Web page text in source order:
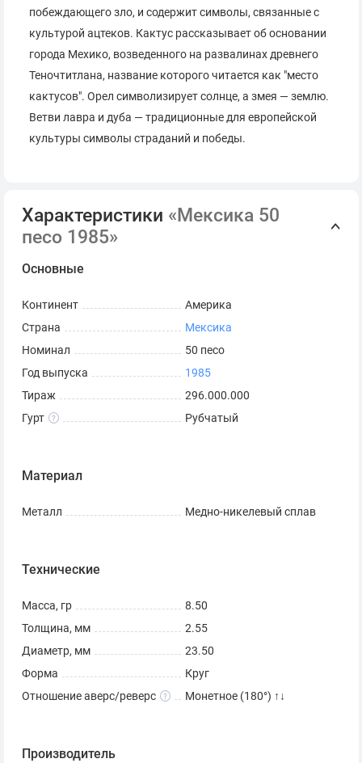
побеждающего зло, и содержит символы, связанные с
культурой ацтеков. Кактус рассказывает об основании
города Мехико, возведенного на развалинах древнего
Теночтитлана, название которого читается как "место
кактусов". Орел символизирует солнце, а змея — землю.
Ветви лавра и дуба — традиционные для европейской
культуры символы страданий и победы.
Характеристики «Мексика 50
песо 1985»
Основные
Континент
Америка
Страна
Мексика
Номинал
50 песо
Год выпуска
1985
Тираж
296.000.000
Гурт
Рубчатый
Материал
Металл Медно-никелевый сплав
Технические
Масса, гр
8.50
Толщина, мм
2.55
Диаметр, мм
23.50
Форма
Круг
Отношение аверс/реверс
Монетное (180°) ↑↓
Производитель